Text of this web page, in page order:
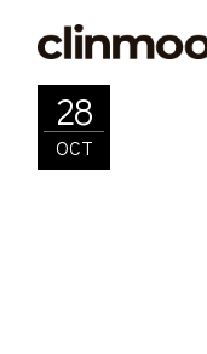
content
28
OCT